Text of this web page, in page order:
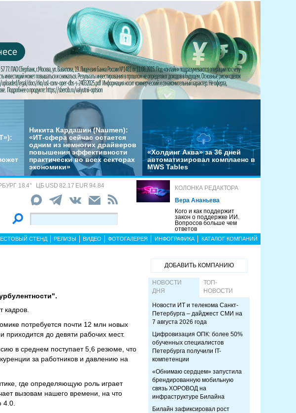
Никита Кардашин (Naumen):
«ИТ-сфера сейчас остается
одним из немногих драйверов
повышения эффективности
практически во всех секторах
экономики»
«Холдинг Аква» за 36 дней
автоматизировал комплаенс в
MWS Tables
18.4° ЦБ USD 82.17 EUR 94.84
КОЛОНКА РЕДАКТОРА
Вера Ананьева
Кого и как поддержит
закон о поддержке ИИ.
Вопросов больше чем
ответов
СТЕНД РЕЛИЗЫ ВИДЕО ФОТОГАЛЕРЕЯ ИНФОГРАФИКА КАТАЛОГ КОМПАНИЙ
кадров.
потребуется почти 12 млн новых
приходится до девяти рабочих мест.
в среднем поступает 5,6 резюме, что
за работников и давлению на
где определяющую роль играет
вызовам нашего времени, на что
4.0.
ДОБАВИТЬ КОМПАНИЮ
НОВОСТИ
ДНЯ
ТОП-
НОВОСТИ
Новости ИТ и телекома Санкт-
Петербурга – дайджест СМИ на
7 августа 2026 года
Цифровизация ОПК: более 50%
обученных специалистов
Петербурга получили IT-
компетенции
«Обнимаю сердцем» запустила
брендированную мобильную
связь ХОРОВОД на
инфраструктуре Билайна
Билайн зафиксировал рост